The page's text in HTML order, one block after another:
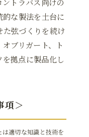
トラバス向けの
な製法を土台に
た弦づくりを続け
ブリガート、ト
拠点に製品化し
項＞
適切な知識と技術を